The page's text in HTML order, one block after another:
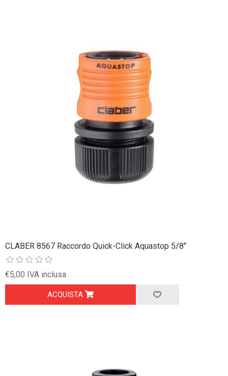
CLABER 8567 Raccordo Quick-Click Aquastop 5/8"
€5,00 IVA inclusa
ACQUISTA